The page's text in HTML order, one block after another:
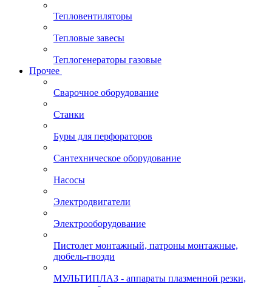
Тепловентиляторы
Тепловые завесы
Теплогенераторы газовые
Прочее
Сварочное оборудование
Станки
Буры для перфораторов
Сантехническое оборудование
Насосы
Электродвигатели
Электрооборудование
Пистолет монтажный, патроны монтажные,
дюбель-гвозди
МУЛЬТИПЛАЗ - аппараты плазменной резки,